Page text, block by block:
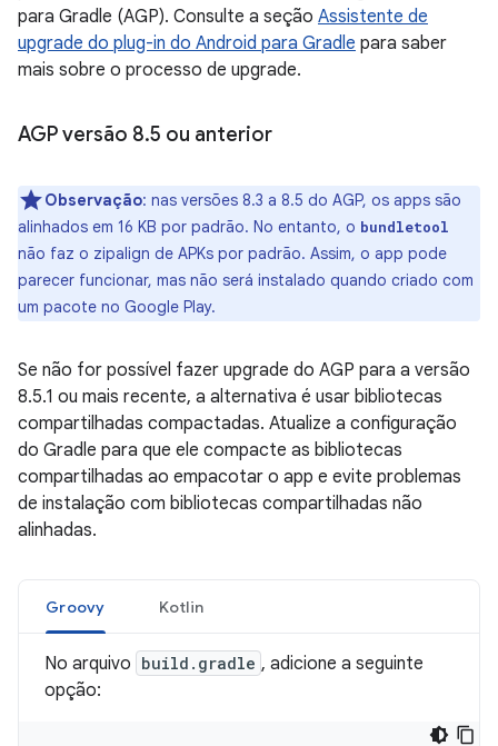
para Gradle (AGP). Consulte a seção Assistente de
upgrade do plug-in do Android para Gradle para saber
mais sobre o processo de upgrade.
AGP versão 8.5 ou anterior
Observação: nas versões 8.3 a 8.5 do AGP, os apps são
alinhados em 16 KB por padrão. No entanto, o bundletool
não faz o zipalign de APKs por padrão. Assim, o app pode
parecer funcionar, mas não será instalado quando criado com
um pacote no Google Play.
Se não for possível fazer upgrade do AGP para a versão
8.5.1 ou mais recente, a alternativa é usar bibliotecas
compartilhadas compactadas. Atualize a configuração
do Gradle para que ele compacte as bibliotecas
compartilhadas ao empacotar o app e evite problemas
de instalação com bibliotecas compartilhadas não
alinhadas.
Groovy Kotlin
No arquivo build.gradle , adicione a seguinte
opção: